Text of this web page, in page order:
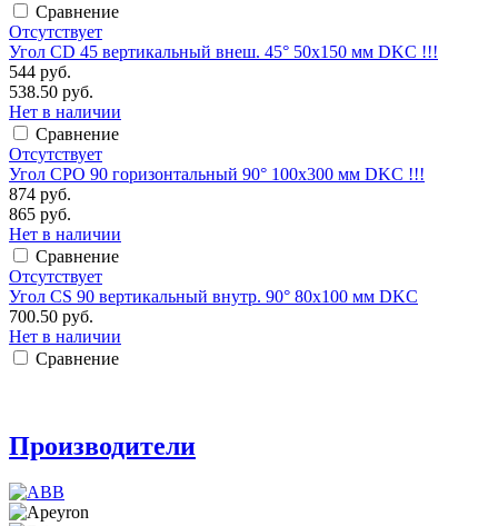
Сравнение
Отсутствует
Угол CD 45 вертикальный внеш. 45° 50х150 мм DKC !!!
544 руб.
538.50 руб.
Нет в наличии
Сравнение
Отсутствует
Угол CPO 90 горизонтальный 90° 100х300 мм DKC !!!
874 руб.
865 руб.
Нет в наличии
Сравнение
Отсутствует
Угол CS 90 вертикальный внутр. 90° 80х100 мм DKC
700.50 руб.
Нет в наличии
Сравнение
Производители